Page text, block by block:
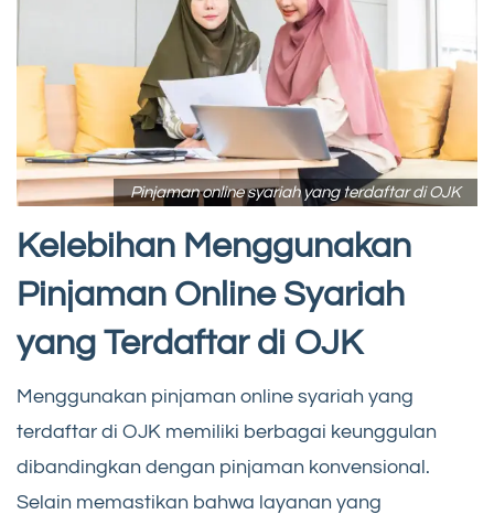
Pinjaman online syariah yang terdaftar di OJK
Kelebihan Menggunakan
Pinjaman Online Syariah
yang Terdaftar di OJK
Menggunakan pinjaman online syariah yang
terdaftar di OJK memiliki berbagai keunggulan
dibandingkan dengan pinjaman konvensional.
Selain memastikan bahwa layanan yang